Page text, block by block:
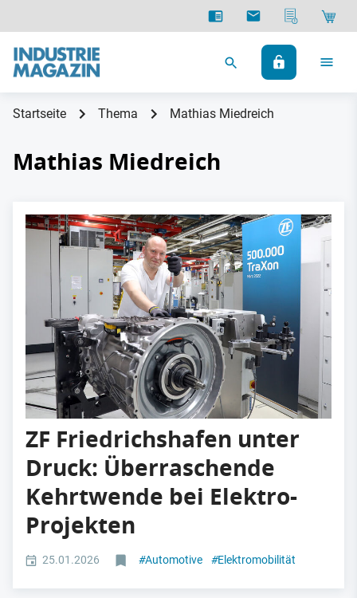
Startseite Thema Mathias Miedreich
Mathias Miedreich
ZF Friedrichshafen unter
Druck: Überraschende
Kehrtwende bei Elektro-
Projekten
25.01.2026 #Automotive #Elektromobilität